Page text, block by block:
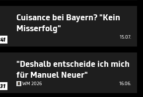
Cuisance bei Bayern? "Kein
Misserfolg"
15.07.
"Deshalb entscheide ich mich
für Manuel Neuer"
WM 2026 16.06.